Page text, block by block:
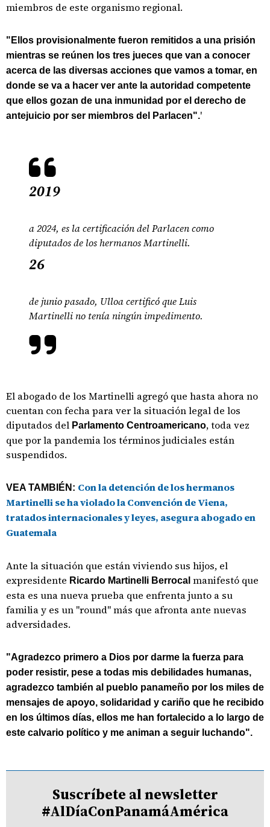
miembros de este organismo regional.
"Ellos provisionalmente fueron remitidos a una prisión
mientras se reúnen los tres jueces que van a conocer
acerca de las diversas acciones que vamos a tomar, en
donde se va a hacer ver ante la autoridad competente
que ellos gozan de una inmunidad por el derecho de
antejuicio por ser miembros del Parlacen".'
2019
a 2024, es la certificación del Parlacen como
diputados de los hermanos Martinelli.
26
de junio pasado, Ulloa certificó que Luis
Martinelli no tenía ningún impedimento.
El abogado de los Martinelli agregó que hasta ahora no
cuentan con fecha para ver la situación legal de los
diputados del Parlamento Centroamericano, toda vez
que por la pandemia los términos judiciales están
suspendidos.
VEA TAMBIÉN: Con la detención de los hermanos
Martinelli se ha violado la Convención de Viena,
tratados internacionales y leyes, asegura abogado en
Guatemala
Ante la situación que están viviendo sus hijos, el
expresidente Ricardo Martinelli Berrocal manifestó que
esta es una nueva prueba que enfrenta junto a su
familia y es un "round" más que afronta ante nuevas
adversidades.
"Agradezco primero a Dios por darme la fuerza para
poder resistir, pese a todas mis debilidades humanas,
agradezco también al pueblo panameño por los miles de
mensajes de apoyo, solidaridad y cariño que he recibido
en los últimos días, ellos me han fortalecido a lo largo de
este calvario político y me animan a seguir luchando".
Suscríbete al newsletter
#AlDíaConPanamáAmérica